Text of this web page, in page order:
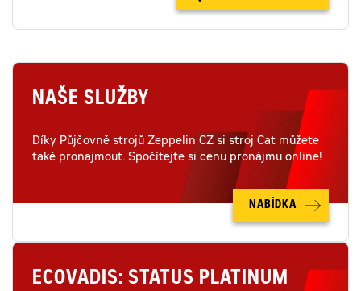
NAŠE SLUŽBY
Díky Půjčovně strojů Zeppelin CZ si stroj Cat můžete
také pronajmout. Spočítejte si cenu pronájmu online!
NABÍDKA
ECOVADIS: STATUS PLATINUM